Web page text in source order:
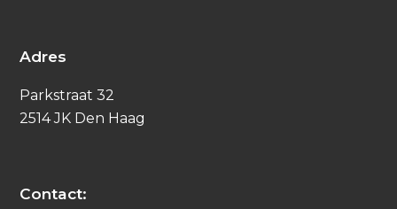
Adres
Parkstraat 32
2514 JK Den Haag
Contact: